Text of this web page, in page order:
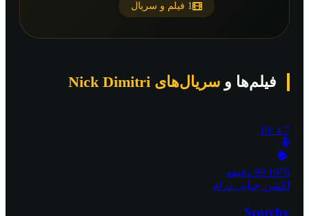
1 فیلم و سریال
فیلم‌ها و سریال‌های Nick Dimitri
4.7
/10
1976 99 دقیقه
اکشن جنایی درام
Scorchy